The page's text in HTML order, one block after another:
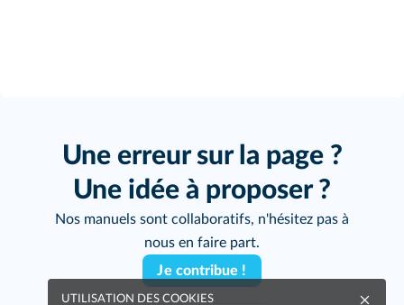
Une erreur sur la page ?
Une idée à proposer ?
Nos manuels sont collaboratifs, n'hésitez pas à
nous en faire part.
Je contribue !
UTILISATION DES COOKIES